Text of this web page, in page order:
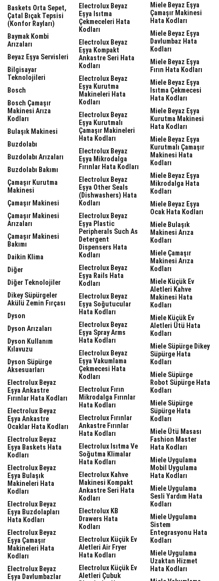
Baskets Orta Sepet,
Çatal Bıçak Tepsisi
(Konfor Rayları)
Baymak Kombi
Arızaları
Beyaz Eşya Servisleri
Bilgisayar
Teknolojileri
Bosch
Bosch Çamaşır
Makinesi Arıza
Kodları
Bulaşık Makinesi
Buzdolabı
Buzdolabı Arızaları
Buzdolabı Bakımı
Çamaşır Kurutma
Makinesi
Çamaşır Makinesi
Çamaşır Makinesi
Arızaları
Çamaşır Makinesi
Bakımı
Daikin Klima
Diğer
Diğer Teknolojiler
Dikey Süpürgeler
Akülü Zemin Fırçası
Dyson
Dyson Arızaları
Dyson Kullanım
Kılavuzu
Dyson Süpürge
Aksesuarları
Electrolux Beyaz
Eşya Ankastre
Fırınlar Hata Kodları
Electrolux Beyaz
Eşya Ankastre
Ocaklar Hata Kodları
Electrolux Beyaz
Eşya Baskets Hata
Kodları
Electrolux Beyaz
Eşya Bulaşık
Makineleri Hata
Kodları
Electrolux Beyaz
Eşya Buzdolapları
Hata Kodları
Electrolux Beyaz
Eşya Çamaşır
Makineleri Hata
Kodları
Electrolux Beyaz
Eşya Davlumbazlar
Electrolux Beyaz
Eşya Isıtma
Çekmeceleri Hata
Kodları
Electrolux Beyaz
Eşya Kompakt
Ankastre Seri Hata
Kodları
Electrolux Beyaz
Eşya Kurutma
Makineleri Hata
Kodları
Electrolux Beyaz
Eşya Kurutmalı
Çamaşır Makineleri
Hata Kodları
Electrolux Beyaz
Eşya Mikrodalga
Fırınlar Hata Kodları
Electrolux Beyaz
Eşya Other Seals
(dishwashers) Hata
Kodları
Electrolux Beyaz
Eşya Plastic
Peripherals Such As
Detergent
Dispensers Hata
Kodları
Electrolux Beyaz
Eşya Rails Hata
Kodları
Electrolux Beyaz
Eşya Soğutucular
Hata Kodları
Electrolux Beyaz
Eşya Spray Arms
Hata Kodları
Electrolux Beyaz
Eşya Vakumlama
Çekmecesi Hata
Kodları
Electrolux Fırın
Mikrodalga Fırınlar
Hata Kodları
Electrolux Fırınlar
Ankastre Fırınlar
Hata Kodları
Electrolux Isıtma Ve
Soğutma Klimalar
Hata Kodları
Electrolux Kahve
Makinesi Kompakt
Ankastre Seri Hata
Kodları
Electrolux KB
Drawers Hata
Kodları
Electrolux Küçük Ev
Aletleri Air Fryer
Hata Kodları
Electrolux Küçük Ev
Aletleri Çubuk
Miele Beyaz Eşya
Çamaşır Makinesi
Hata Kodları
Miele Beyaz Eşya
Davlumbaz Hata
Kodları
Miele Beyaz Eşya
Fırın Hata Kodları
Miele Beyaz Eşya
Isıtma Çekmecesi
Hata Kodları
Miele Beyaz Eşya
Kurutma Makinesi
Hata Kodları
Miele Beyaz Eşya
Kurutmalı Çamaşır
Makinesi Hata
Kodları
Miele Beyaz Eşya
Mikrodalga Hata
Kodları
Miele Beyaz Eşya
Ocak Hata Kodları
Miele Bulaşık
Makinesi Arıza
Kodları
Miele Çamaşır
Makinesi Arıza
Kodları
Miele Küçük Ev
Aletleri Kahve
Makinesi Hata
Kodları
Miele Küçük Ev
Aletleri Ütü Hata
Kodları
Miele Süpürge Dikey
Süpürge Hata
Kodları
Miele Süpürge
Robot Süpürge Hata
Kodları
Miele Süpürge
Süpürge Hata
Kodları
Miele Ütü Masası
Fashion Master
Hata Kodları
Miele Uygulama
Mobil Uygulama
Hata Kodları
Miele Uygulama
Sesli Yardım Hata
Kodları
Miele Uygulama
Sistem
Entegrasyonu Hata
Kodları
Miele Uygulama
Uzaktan Hizmet
Hata Kodları